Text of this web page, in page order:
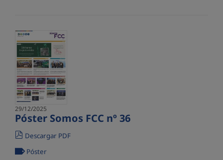
29/12/2025
Póster Somos FCC nº 36
Descargar PDF
Póster